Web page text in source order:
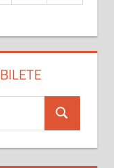
Search